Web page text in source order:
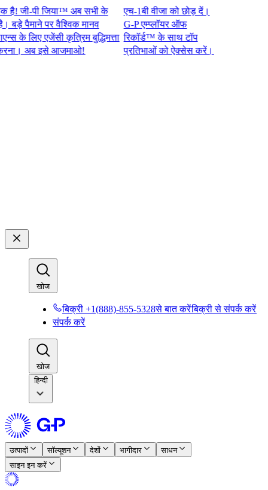
पी जिया™ अब सभी के
पैमाने पर वैश्विक मानव
लिए एजेंसी कृत्रिम बुद्धिमत्ता
अब इसे आजमाओ!​​
एच-1बी वीजा को छोड़ दें।
G-P एम्प्लॉयर ऑफ
रिकॉर्ड™ के साथ टॉप
प्रतिभाओं को ऐक्सेस करें।​​
खोज​​
बिक्री +1(888)-855-5328से बात करें​​बिक्री से संपर्क करें​​
संपर्क करें​​
खोज​​
हिन्दी
उत्पादों​​ सॉल्यूशन​​ देशों​​ भागीदार​​
साधन​​
साइन इन करें​​